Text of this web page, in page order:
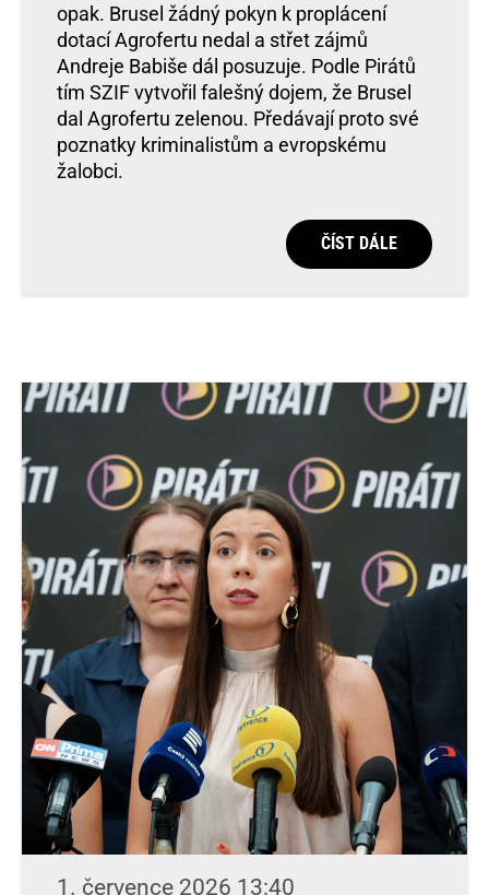
opak. Brusel žádný pokyn k proplácení
dotací Agrofertu nedal a střet zájmů
Andreje Babiše dál posuzuje. Podle Pirátů
tím SZIF vytvořil falešný dojem, že Brusel
dal Agrofertu zelenou. Předávají proto své
poznatky kriminalistům a evropskému
žalobci.
ČÍST DÁLE
1. července 2026 13:40